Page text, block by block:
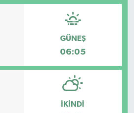
GÜNEŞ
06:05
İKINDI